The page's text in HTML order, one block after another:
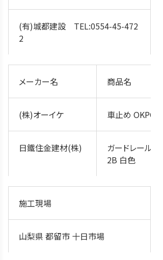
(有)城都建設 TEL:0554-45-472
2
メーカー名 商品名
(株)オーイケ 車止め OKPCV
日鐵住金建材(株)
ガードレール Gr-
2B 白色
施工現場
山梨県 都留市 十日市場